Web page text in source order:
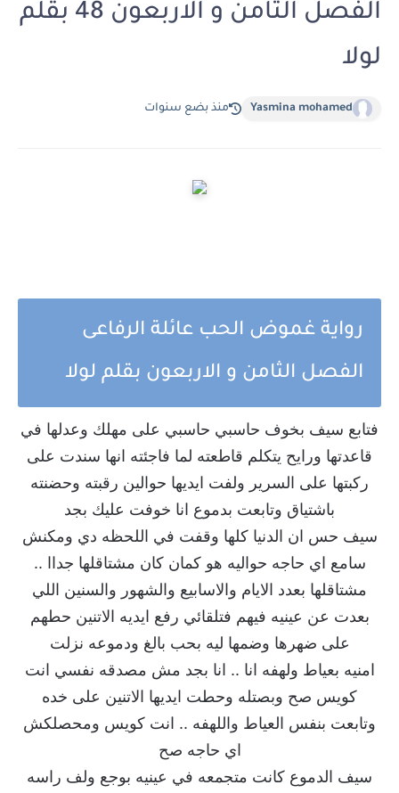
الفصل الثامن و الاربعون 48 بقلم
لولا
Yasmina mohamed منذ بضع سنوات
رواية غموض الحب عائلة الرفاعى
الفصل الثامن و الاربعون بقلم لولا
فتابع سيف بخوف حاسبي حاسبي على مهلك وعدلها في
قاعدتها ورايح يتكلم قاطعته لما فاجئته انها سندت على
ركبتها على السرير ولفت ايديها حوالين رقبته وحضنته
باشتياق وتابعت بدموع انا خوفت عليك بجد
سيف حس ان الدنيا كلها وقفت في اللحظه دي ومكنش
سامع اي حاجه حواليه هو كمان كان مشتاقلها جداا ..
مشتاقلها بعدد الايام والاسابيع والشهور والسنين اللي
بعدت عن عينيه فيهم فتلقائي رفع ايديه الاتنين حطهم
على ضهرها وضمها ليه بحب بالغ ودموعه نزلت
امنيه بعياط ولهفه انا .. انا بجد مش مصدقه نفسي انت
كويس صح وبصتله وحطت ايديها الاتنين على خده
وتابعت بنفس العياط واللهفه .. انت كويس ومحصلكش
اي حاجه صح
سيف الدموع كانت متجمعه في عينيه بوجع ولف راسه